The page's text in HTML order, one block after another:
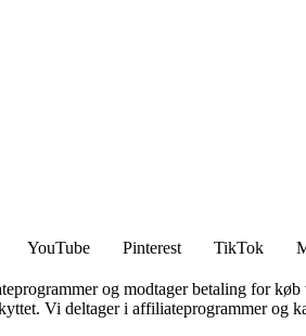
YouTube Pinterest TikTok
og modtager betaling for køb
Vi deltager i affiliateprogrammer